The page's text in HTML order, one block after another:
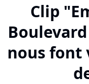
Clip
Boulevard
nous font